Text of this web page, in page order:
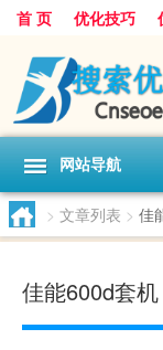
首 页 优化技巧
网站导航
> 文章列表 > 佳
佳能600d套机